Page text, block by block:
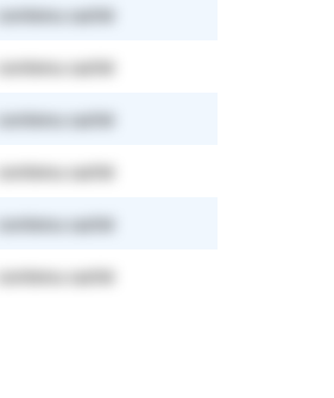
contenu caché
contenu caché
contenu caché
contenu caché
contenu caché
contenu caché